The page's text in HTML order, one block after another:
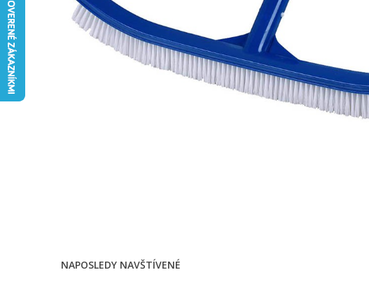
NAPOSLEDY NAVŠTÍVENÉ